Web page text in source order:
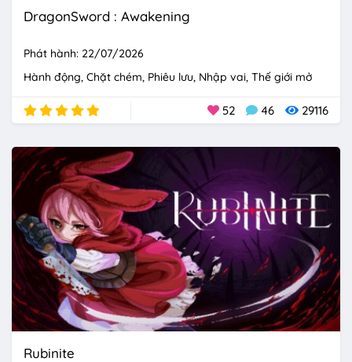
DragonSword : Awakening
Phát hành: 22/07/2026
Hành động Chặt chém Phiêu lưu Nhập vai Thế giới mở
52 46 29116
Rubinite